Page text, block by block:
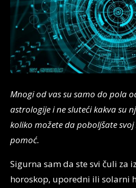
Mnogi od vas su samo do pola
astrologije i ne sluteći kakva su
koliko možete da poboljšate
pomoć.
Sigurna sam da ste svi čuli za
horoskop, uporedni ili solarni